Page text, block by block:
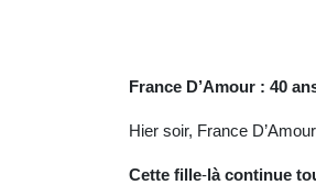
France D’Amour : 40
Hier soir, France
Cette fille- là continue